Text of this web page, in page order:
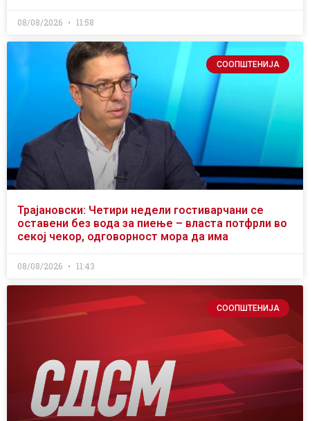
08/08/2026 11:58
СООПШТЕНИЈА
Трајановски: Четири недели гостиварчани се
оставени без вода за пиење – власта потфрли во
секој чекор, одговорност мора да има
08/08/2026 11:43
СООПШТЕНИЈА